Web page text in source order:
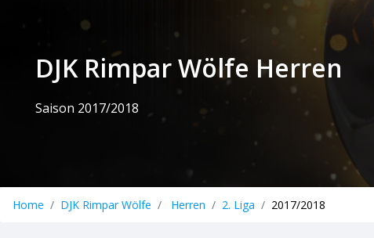
DJK Rimpar Wölfe Herren
Saison 2017/2018
Home DJK Rimpar Wölfe Herren 2. Liga 2017/2018